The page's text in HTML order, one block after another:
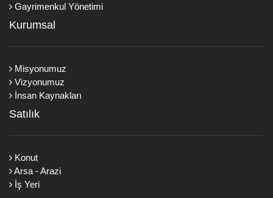
Gayrimenkul Yönetimi
Kurumsal
Misyonumuz
Vizyonumuz
İnsan Kaynakları
Satılık
Konut
Arsa - Arazi
İş Yeri